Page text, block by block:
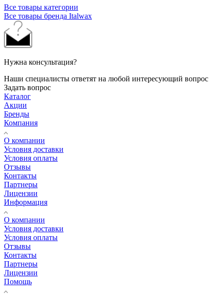
Все товары категории
Все товары бренда Italwax
Нужна консультация?
Наши специалисты ответят на любой интересующий вопрос
Задать вопрос
Каталог
Акции
Бренды
Компания
О компании
Условия доставки
Условия оплаты
Отзывы
Контакты
Партнеры
Лицензии
Информация
О компании
Условия доставки
Условия оплаты
Отзывы
Контакты
Партнеры
Лицензии
Помощь